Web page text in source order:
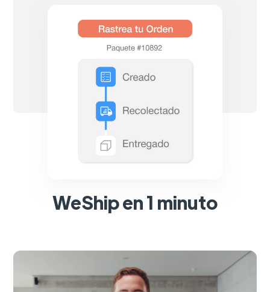
WeShip en 1 minuto